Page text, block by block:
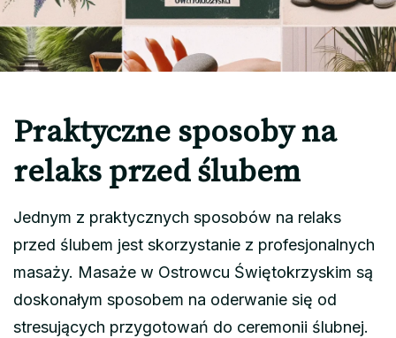
Praktyczne sposoby na
relaks przed ślubem
Jednym z praktycznych sposobów na relaks
przed ślubem jest skorzystanie z profesjonalnych
masaży. Masaże w Ostrowcu Świętokrzyskim są
doskonałym sposobem na oderwanie się od
stresujących przygotowań do ceremonii ślubnej.